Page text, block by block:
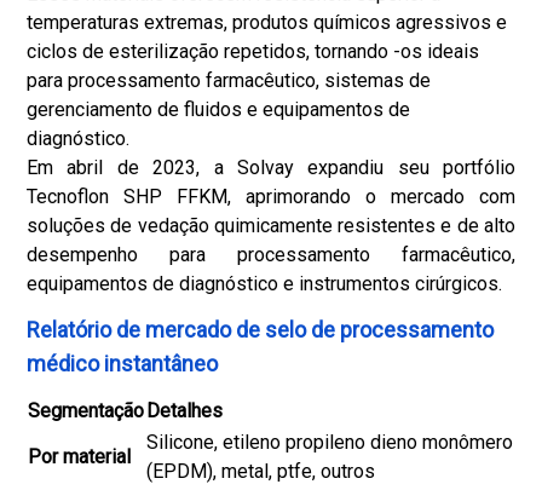
temperaturas extremas, produtos químicos agressivos e
ciclos de esterilização repetidos, tornando -os ideais
para processamento farmacêutico, sistemas de
gerenciamento de fluidos e equipamentos de
diagnóstico.
Em abril de 2023, a Solvay expandiu seu portfólio
Tecnoflon SHP FFKM, aprimorando o mercado com
soluções de vedação quimicamente resistentes e de alto
desempenho para processamento farmacêutico,
equipamentos de diagnóstico e instrumentos cirúrgicos.
Relatório de mercado de selo de processamento
médico instantâneo
SegmentaçãoDetalhes
Por material
Silicone, etileno propileno dieno monômero
(EPDM), metal, ptfe, outros